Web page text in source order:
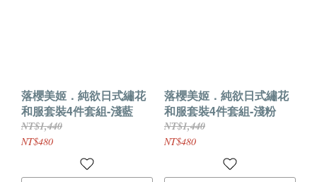
落櫻美姬．純欲日式繡花
和服套裝4件套組-淺藍
NT$1,440
NT$480
落櫻美姬．純欲日式繡花
和服套裝4件套組-淺粉
NT$1,440
NT$480